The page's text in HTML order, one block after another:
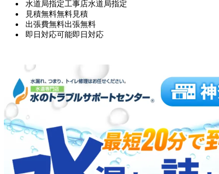
水道局指定工事店水道局指定
見積無料無料見積
出張費無料出張無料
即日対応可能即日対応